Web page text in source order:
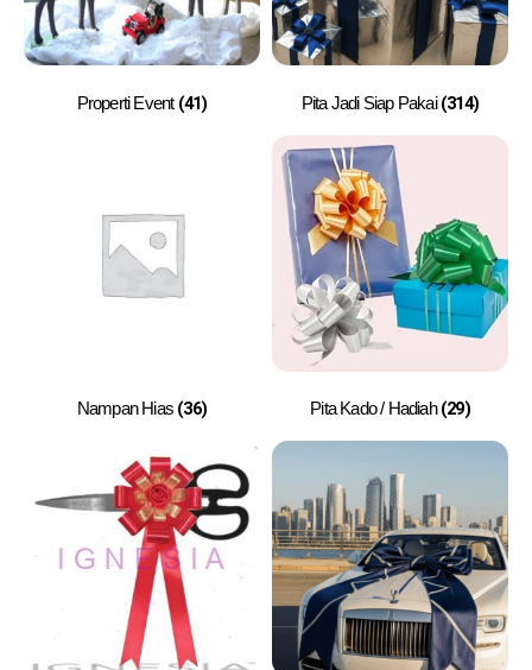
Properti Event (41) Pita Jadi Siap Pakai(314)
Nampan Hias (36) Pita Kado / Hadiah(29)